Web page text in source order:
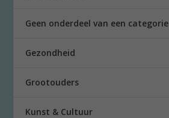
Geen onderdeel van een categorie
Gezondheid
Grootouders
Kunst & Cultuur